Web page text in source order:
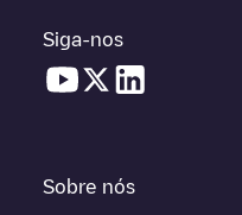
Siga-nos
Sobre nós